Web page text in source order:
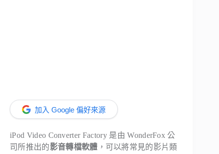
加入 Google 偏好來源
iPod Video Converter Factory 是由 WonderFox 公
司所推出的影音轉檔軟體 ，可以將常見的影片類